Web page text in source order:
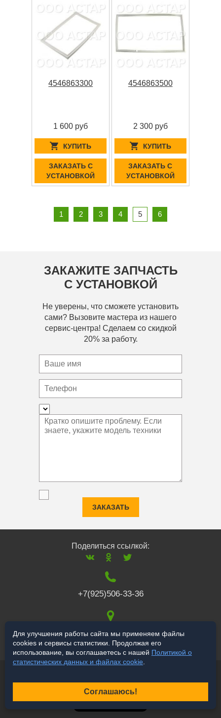
4546863300
1 600 руб
КУПИТЬ
ЗАКАЗАТЬ С
УСТАНОВКОЙ
4546863500
2 300 руб
КУПИТЬ
ЗАКАЗАТЬ С
УСТАНОВКОЙ
1 2 3 4 5 6
ЗАКАЖИТЕ ЗАПЧАСТЬ
С УСТАНОВКОЙ
Не уверены, что сможете установить
сами? Вызовите мастера из нашего
сервис-центра! Сделаем со скидкой
20% за работу.
ЗАКАЗАТЬ
Поделиться ссылкой:
+7(925)506-33-36
117519,г. Москва,
Варшавское ш., 132
Продвижение сайта
Для улучшения работы сайта мы применяем файлы
cookies и сервисы статистики. Продолжая его
использование, вы соглашаетесь с нашей Политикой о
статистических данных и файлах cookie
Соглашаюсь!